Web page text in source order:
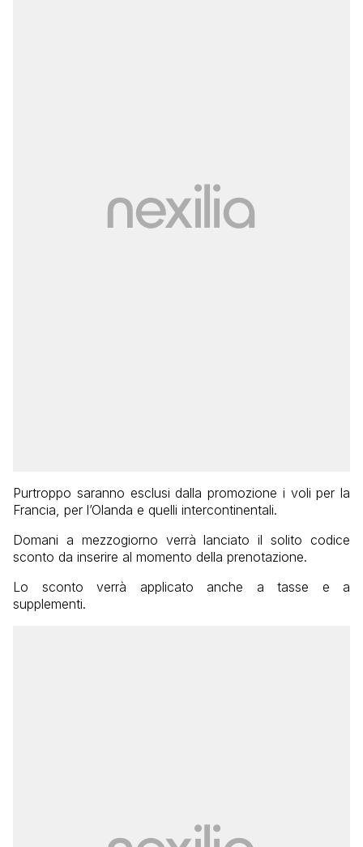
Purtroppo saranno esclusi dalla promozione i voli per la
Francia, per l’Olanda e quelli intercontinentali.
Domani a mezzogiorno verrà lanciato il solito codice
sconto da inserire al momento della prenotazione.
Lo sconto verrà applicato anche a tasse e a
supplementi.